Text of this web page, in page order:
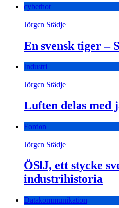
cyberhot
Jörgen Städje
En svensk tiger –
Industri
Jörgen Städje
Luften delas med
Fordon
Jörgen Städje
ÖSlJ, ett stycke
industrihistoria
Datakommunikation